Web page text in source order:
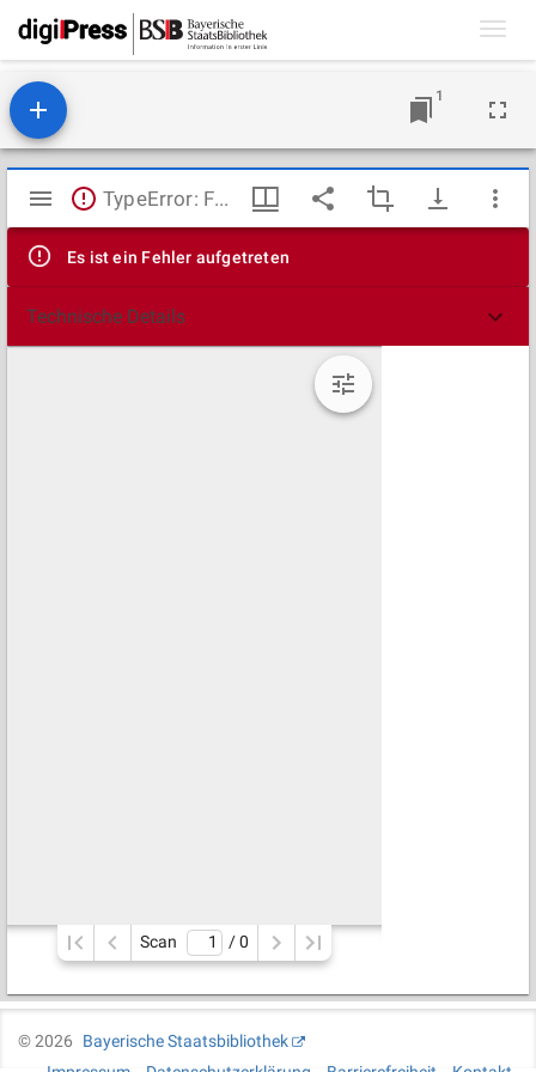
1
Mirador
Viewer
TypeError: Failed to fetch
Es ist ein Fehler aufgetreten
Technische Details
Scan / 0
©2026
Bayerische Staatsbibliothek